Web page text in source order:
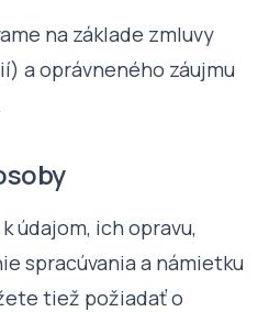
na základe zmluvy
a oprávneného záujmu
údajom, ich opravu,
spracúvania a námietku
tiež požiadať o